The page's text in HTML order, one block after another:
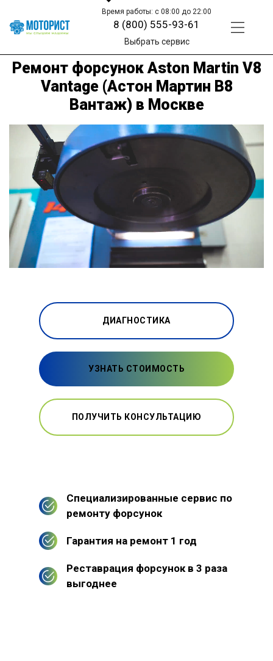
Время работы: с 08:00 до 22:00
8 (800) 555-93-61
Выбрать сервис
Ремонт форсунок Aston Martin V8
Vantage (Астон Мартин В8
Вантаж) в Москве
ДИАГНОСТИКА
УЗНАТЬ СТОИМОСТЬ
ПОЛУЧИТЬ КОНСУЛЬТАЦИЮ
Специализированные сервис по
ремонту форсунок
Гарантия на ремонт 1 год
Реставрация форсунок в 3 раза
выгоднее